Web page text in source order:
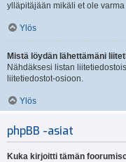
ylläpitäjään mikäli et ole
Ylös
Mistä löydän lähettämäni
Nähdäksesi listan
liitetiedostot-osioon.
Ylös
phpBB -asiat
Kuka kirjoitti tämän